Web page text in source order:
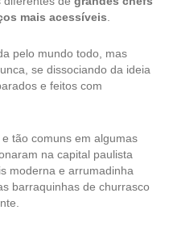
mais acessíveis
pelo mundo todo, mas
se dissociando da ideia
e feitos com
tão comuns em algumas
na capital paulista
moderna e arrumadinha
barraquinhas de churrasco